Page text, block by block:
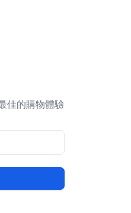
佳的購物體驗